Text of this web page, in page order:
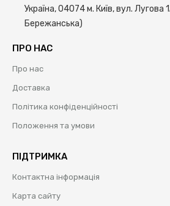
Україна, 04074 м. Київ, вул. Лугова
Бережанська)
ПРО НАС
Про нас
Доставка
Політика конфіденційності
Положення та умови
ПІДТРИМКА
Контактна інформація
Карта сайту